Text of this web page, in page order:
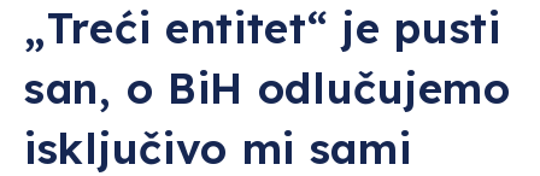
„Treći entitet“ je pusti
san, o BiH odlučujemo
isključivo mi sami